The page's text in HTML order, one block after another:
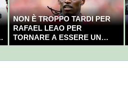
NON È TROPPO TARDI PER
RAFAEL LEAO PER
TORNARE A ESSERE UN
CAMPIONE